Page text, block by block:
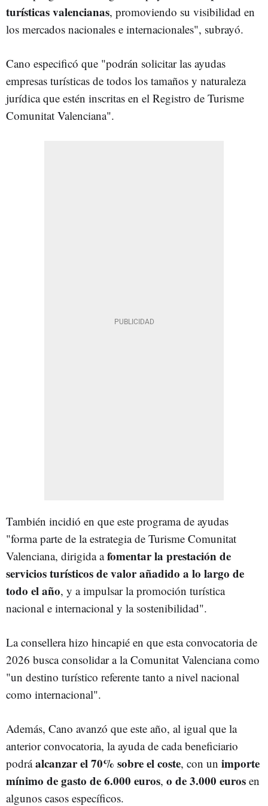
turísticas valencianas, promoviendo su visibilidad en
los mercados nacionales e internacionales", subrayó.
Cano especificó que "podrán solicitar las ayudas
empresas turísticas de todos los tamaños y naturaleza
jurídica que estén inscritas en el Registro de Turisme
Comunitat Valenciana".
También incidió en que este programa de ayudas
"forma parte de la estrategia de Turisme Comunitat
Valenciana, dirigida afomentar la prestación de
servicios turísticos de valor añadido a lo largo de
todo el año, y a impulsar la promoción turística
nacional e internacional y la sostenibilidad".
La consellera hizo hincapié en que esta convocatoria de
2026 busca consolidar a la Comunitat Valenciana como
"un destino turístico referente tanto a nivel nacional
como internacional".
Además, Cano avanzó que este año, al igual que la
anterior convocatoria, la ayuda de cada beneficiario
podráalcanzar el 70% sobre el coste, con un importe
mínimo de gasto de 6.000 euros, o de 3.000 euros en
algunos casos específicos.